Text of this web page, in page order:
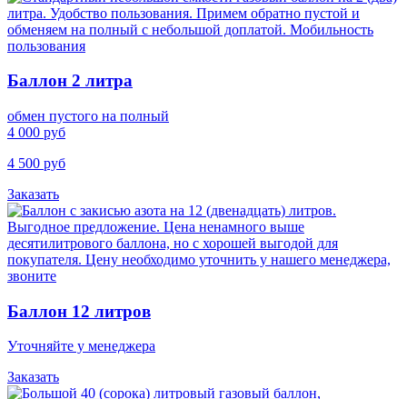
Баллон 2 литра
обмен пустого на полный
4 000 руб
4 500 руб
Заказать
Баллон 12 литров
Уточняйте у менеджера
Заказать